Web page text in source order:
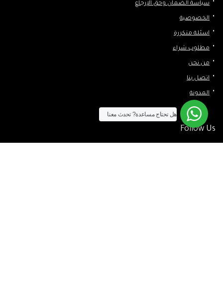
سياسة الضمان وحق الإرجاع
الخصوصية
اسئلة متكررة
مطلوب شراء
من نحن
اتصل بنا
المدونة
Follow Us
هل تحتاج مساعدة? تحدث معنا